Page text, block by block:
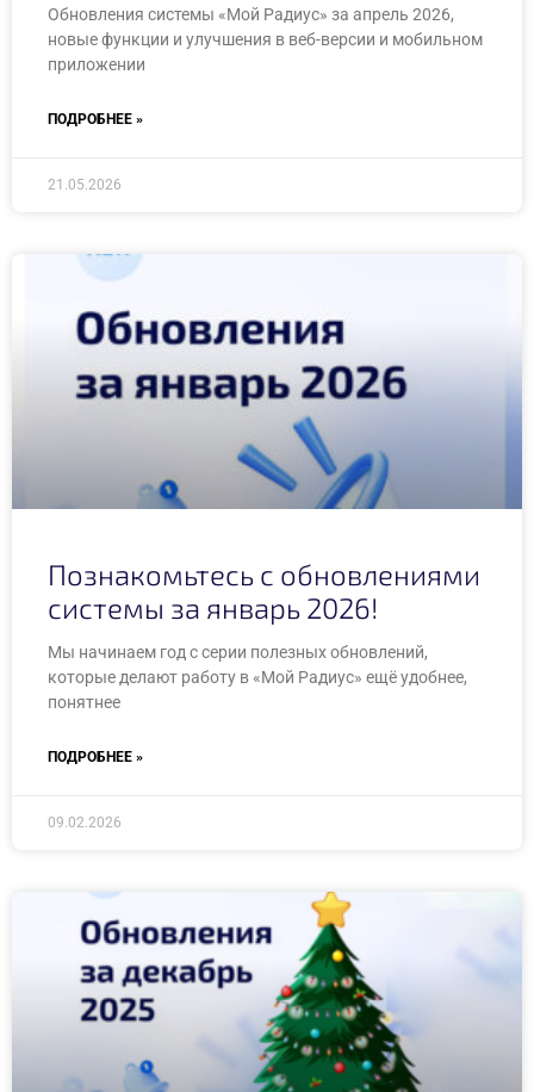
Обновления системы «Мой Радиус» за апрель 2026,
новые функции и улучшения в веб-версии и мобильном
приложении
ПОДРОБНЕЕ »
21.05.2026
Познакомьтесь с обновлениями
системы за январь 2026!
Мы начинаем год с серии полезных обновлений,
которые делают работу в «Мой Радиус» ещё удобнее,
понятнее
ПОДРОБНЕЕ »
09.02.2026